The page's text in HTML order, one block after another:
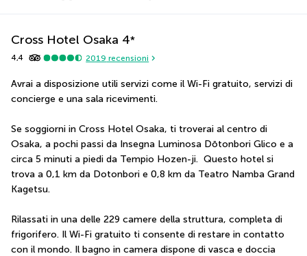
Cross Hotel Osaka 4*
4,4 2019 recensioni
Avrai a disposizione utili servizi come il Wi-Fi gratuito, servizi di
concierge e una sala ricevimenti.
Se soggiorni in Cross Hotel Osaka, ti troverai al centro di
Osaka, a pochi passi da Insegna Luminosa Dōtonbori Glico e a
circa 5 minuti a piedi da Tempio Hozen-ji.  Questo hotel si
trova a 0,1 km da Dotonbori e 0,8 km da Teatro Namba Grand
Kagetsu.
Rilassati in una delle 229 camere della struttura, completa di
frigorifero. Il Wi-Fi gratuito ti consente di restare in contatto
con il mondo. Il bagno in camera dispone di vasca e doccia